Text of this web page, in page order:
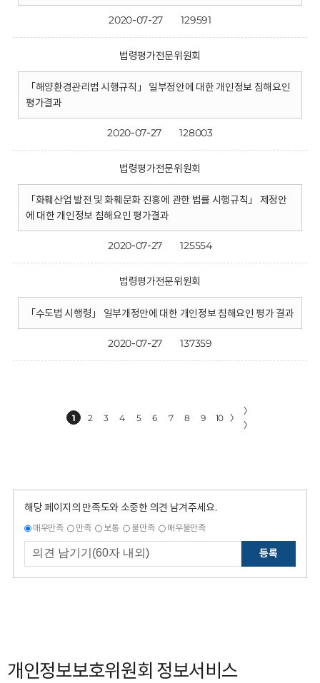
2020-07-27 129591
법령평가전문위원회
「해양환경관리법 시행규칙」 일부정안에 대한 개인정보 침해요인
평가결과
2020-07-27 128003
법령평가전문위원회
「화훼산업 발전 및 화훼문화 진흥에 관한 법률 시행규칙」 제정안
에 대한 개인정보 침해요인 평가결과
2020-07-27 125554
법령평가전문위원회
「수도법 시행령」 일부개정안에 대한 개인정보 침해요인 평가 결과
2020-07-27 137359
1 2 3 4 5 6 7 8 9 10 〉
〉
〉
해당 페이지의 만족도와 소중한 의견 남겨주세요.
매우만족 만족 보통 불만족 매우불만족
등록
개인정보보호위원회 정보서비스